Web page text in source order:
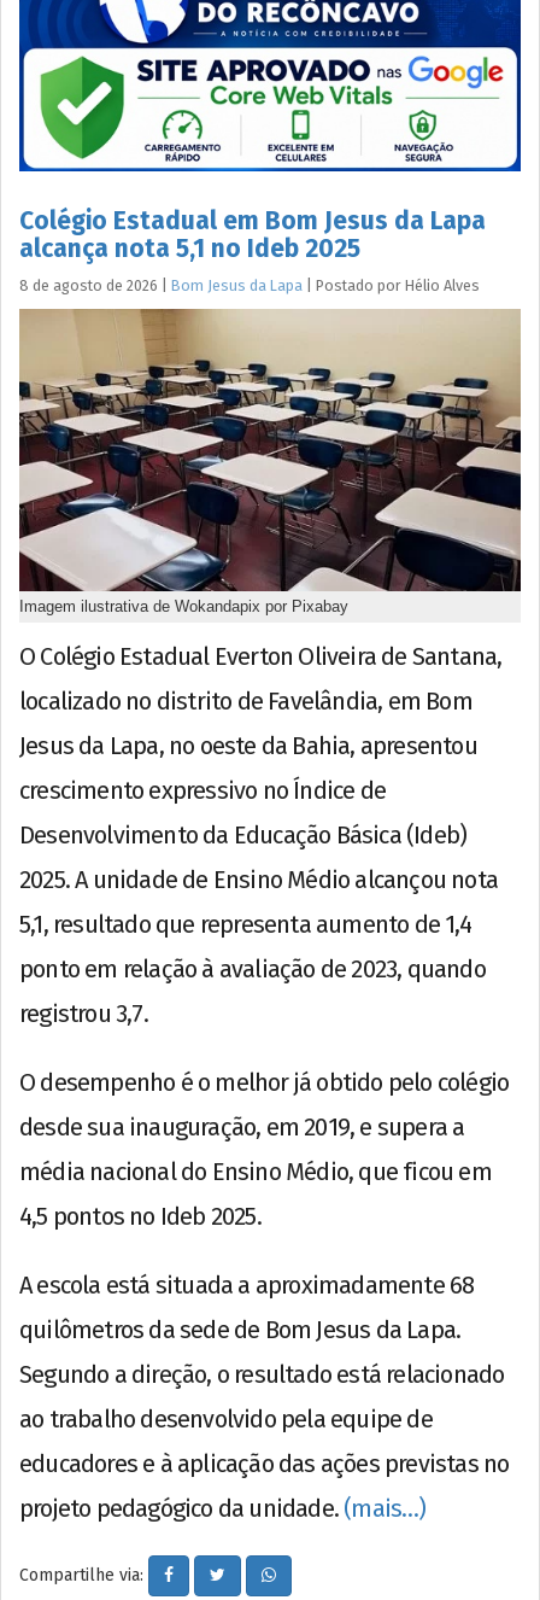
Colégio Estadual em Bom Jesus da Lapa
alcança nota 5,1 no Ideb 2025
8 de agosto de 2026 Bom Jesus da Lapa Postado por Hélio Alves
Imagem ilustrativa de Wokandapix por Pixabay
O Colégio Estadual Everton Oliveira de Santana,
localizado no distrito de Favelândia, em Bom
Jesus da Lapa, no oeste da Bahia, apresentou
crescimento expressivo no Índice de
Desenvolvimento da Educação Básica (Ideb)
2025. A unidade de Ensino Médio alcançou nota
5,1, resultado que representa aumento de 1,4
ponto em relação à avaliação de 2023, quando
registrou 3,7.
O desempenho é o melhor já obtido pelo colégio
desde sua inauguração, em 2019, e supera a
média nacional do Ensino Médio, que ficou em
4,5 pontos no Ideb 2025.
A escola está situada a aproximadamente 68
quilômetros da sede de Bom Jesus da Lapa.
Segundo a direção, o resultado está relacionado
ao trabalho desenvolvido pela equipe de
educadores e à aplicação das ações previstas no
projeto pedagógico da unidade. (mais…)
Compartilhe via: